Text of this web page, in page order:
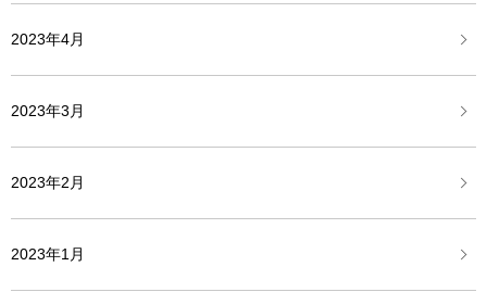
2023年4月
2023年3月
2023年2月
2023年1月